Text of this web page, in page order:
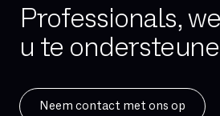
Professionals,
u te
Neem contact met ons op